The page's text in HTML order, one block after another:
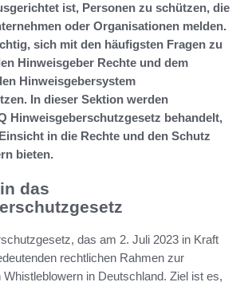
ist, Personen zu schützen, die
oder Organisationen melden.
sich mit den häufigsten Fragen zu
Hinweisgeber Rechte und dem
Hinweisgebersystem
In dieser Sektion werden
Hinweisgeberschutzgesetz behandelt,
in die Rechte und den Schutz
bieten.
das
das am 2. Juli 2023 in Kraft
rechtlichen Rahmen zur
in Deutschland. Ziel ist es,